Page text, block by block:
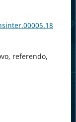
referendo,